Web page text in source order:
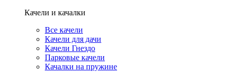
Качели и качалки
Все качели
Качели для дачи
Качели Гнездо
Парковые качели
Качалки на пружине